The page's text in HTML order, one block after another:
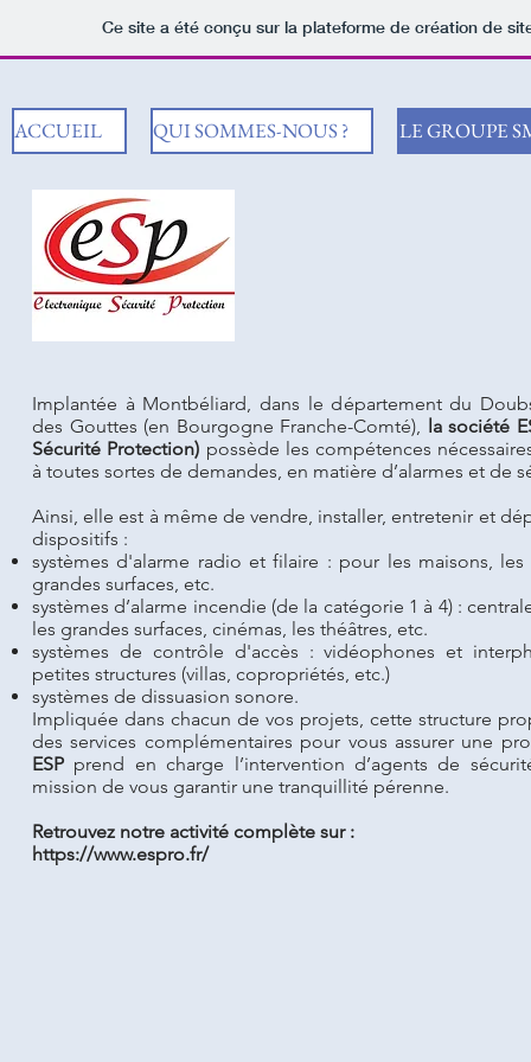
Ce site a été conçu sur la plateforme de création de
ACCUEIL QUI SOMMES-NOUS ? LE GROUPE
Implantée à Montbéliard, dans le département du
des Gouttes (en Bourgogne Franche-Comté), la société
Sécurité Protection) possède les compétences
à toutes sortes de demandes, en matière d’alarmes et de
Ainsi, elle est à même de vendre, installer, entretenir et
dispositifs :
systèmes d'alarme radio et filaire : pour les maisons, les
grandes surfaces, etc.
systèmes d’alarme incendie (de la catégorie 1 à 4) :
les grandes surfaces, cinémas, les théâtres, etc.
systèmes de contrôle d'accès : vidéophones et
petites structures (villas, copropriétés, etc.)
systèmes de dissuasion sonore.
Impliquée dans chacun de vos projets, cette structure
des services complémentaires pour vous assurer une
ESP prend en charge l’intervention d’agents de
mission de vous garantir une tranquillité pérenne.
Retrouvez notre activité complète sur :
https://www.espro.fr/